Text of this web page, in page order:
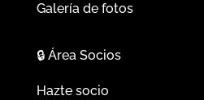
Galería de fotos
🔒Área Socios
Hazte socio